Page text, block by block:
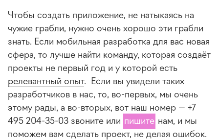
Чтобы создать приложение, не натыкаясь на
чужие грабли, нужно очень хорошо эти грабли
знать. Если мобильная разработка для вас новая
сфера, то лучше найти команду, которая создаёт
проекты не первый год и у которой есть
релевантный опыт. Если вы увидели таких
разработчиков в нас, то, во-первых, мы очень
этому рады, а во-вторых, вот наш номер — +7
495 204-35-03 звоните или пишите нам, и мы
поможем вам сделать проект, не делая ошибок.